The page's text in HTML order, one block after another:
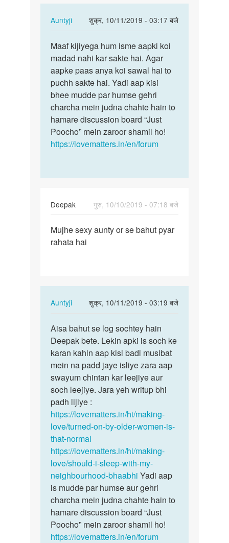
Auntyji
शुक्र, 10/11/2019 - 03:17 बजे
In
to
mei
sex
kbrna
chati
hu
ek…
by
anamika
Maaf
kijiyega
hum
isme
aapki…
Maaf kijiyega hum isme aapki koi
madad nahi kar sakte hai. Agar
aapke paas anya koi sawal hai to
puchh sakte hai. Yadi aap kisi
bhee mudde par humse gehri
charcha mein judna chahte hain to
hamare discussion board “Just
Poocho” mein zaroor shamil ho!
https://lovematters.in/en/forum
Deepak
गुरु, 10/10/2019 - 07:18 बजे
Mujhe
sexy
Mujhe sexy aunty or se bahut pyar
rahata hai
Auntyji
शुक्र, 10/11/2019 - 03:19 बजे
In
to
Mujhe
sexy
aunty
or
se
bahut…
by
Deepak
Aisa
bahut
se
log
sochtey…
Aisa bahut se log sochtey hain
Deepak bete. Lekin apki is soch ke
karan kahin aap kisi badi musibat
mein na padd jaye isliye zara aap
swayum chintan kar leejiye aur
soch leejiye. Jara yeh writup bhi
padh lijiye :
https://lovematters.in/hi/making-
love/turned-on-by-older-women-is-
that-normal
https://lovematters.in/hi/making-
love/should-i-sleep-with-my-
neighbourhood-bhaabhi Yadi aap
is mudde par humse aur gehri
charcha mein judna chahte hain to
hamare discussion board “Just
Poocho” mein zaroor shamil ho!
https://lovematters.in/en/forum